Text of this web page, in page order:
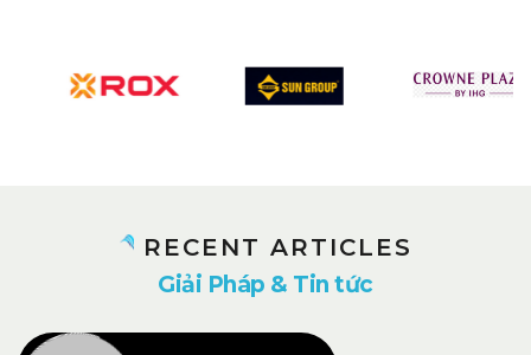
RECENT ARTICLES
Giải Pháp & Tin tức